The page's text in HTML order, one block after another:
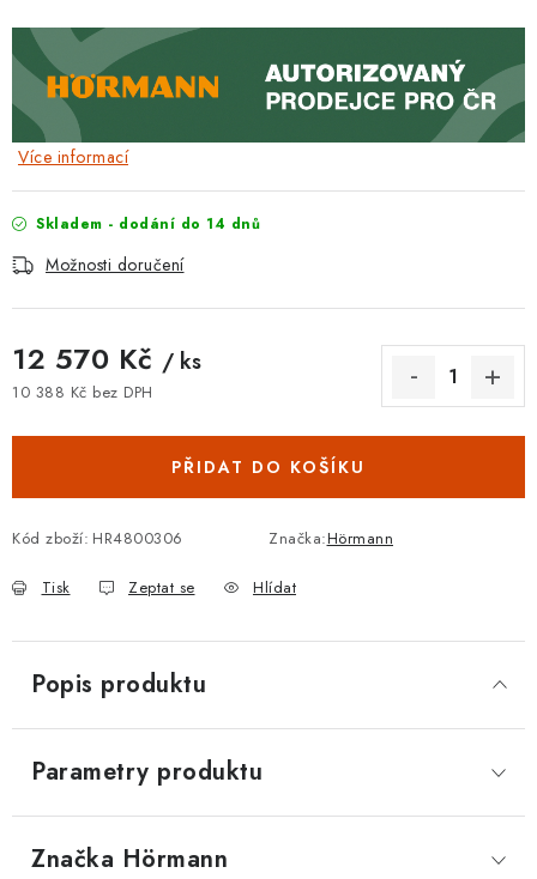
Více informací
Skladem - dodání do 14 dnů
Možnosti doručení
12 570 Kč / ks
10 388 Kč bez DPH
PŘIDAT DO KOŠÍKU
Kód zboží: HR4800306 Značka:Hörmann
Tisk Zeptat se Hlídat
Popis produktu
Parametry produktu
Značka Hörmann